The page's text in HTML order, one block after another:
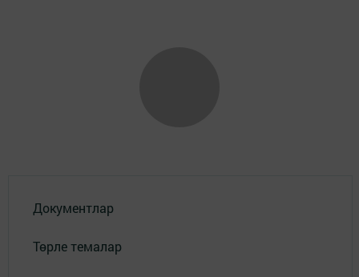
Документлар
Төрле темалар